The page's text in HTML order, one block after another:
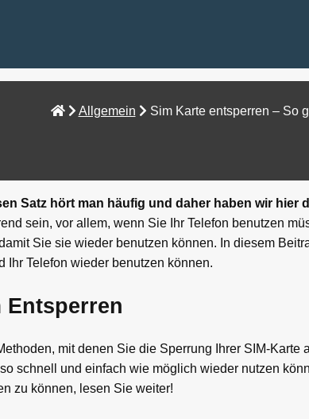
Allgemein Sim Karte entsperren – So
Satz hört man häufig und daher haben wir hier
sein, vor allem, wenn Sie Ihr Telefon benutzen
Sie sie wieder benutzen können. In diesem
Ihr Telefon wieder benutzen können.
Entsperren
mit denen Sie die Sperrung Ihrer SIM-
schnell und einfach wie möglich wieder nutzen
zu können, lesen Sie weiter!